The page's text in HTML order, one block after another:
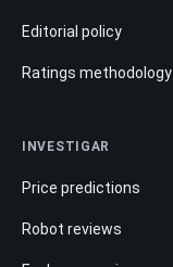
Editorial policy
Ratings methodology
INVESTIGAR
Price predictions
Robot reviews